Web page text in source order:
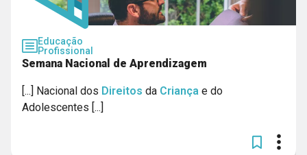
Educação
Profissional
Semana Nacional de Aprendizagem
[...] Nacional dos Direitos da Criança e do
Adolescentes [...]